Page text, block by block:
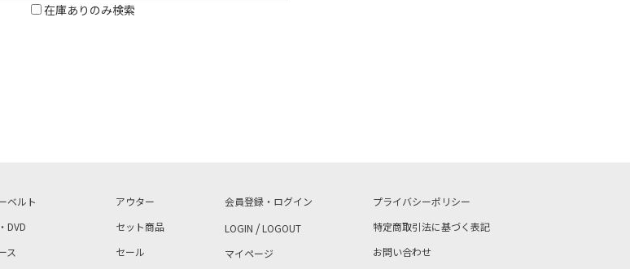
在庫ありのみ検索
ベルト
DVD
ス
アウター
セット商品
セール
会員登録・ログイン
LOGIN /LOGOUT
マイページ
プライバシーポリシー
特定商取引法に基づく表記
お問い合わせ